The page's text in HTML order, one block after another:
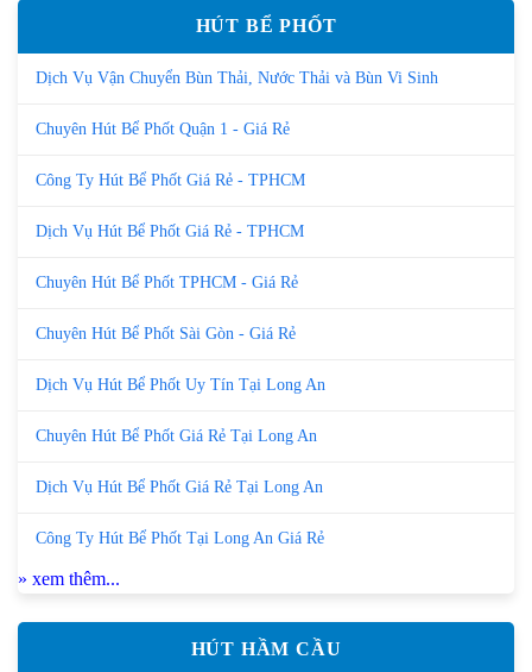
HÚT BỂ PHỐT
Dịch Vụ Vận Chuyển Bùn Thải, Nước Thải và Bùn Vi Sinh
Chuyên Hút Bể Phốt Quận 1 - Giá Rẻ
Công Ty Hút Bể Phốt Giá Rẻ - TPHCM
Dịch Vụ Hút Bể Phốt Giá Rẻ - TPHCM
Chuyên Hút Bể Phốt TPHCM - Giá Rẻ
Chuyên Hút Bể Phốt Sài Gòn - Giá Rẻ
Dịch Vụ Hút Bể Phốt Uy Tín Tại Long An
Chuyên Hút Bể Phốt Giá Rẻ Tại Long An
Dịch Vụ Hút Bể Phốt Giá Rẻ Tại Long An
Công Ty Hút Bể Phốt Tại Long An Giá Rẻ
» xem thêm...
HÚT HẦM CẦU